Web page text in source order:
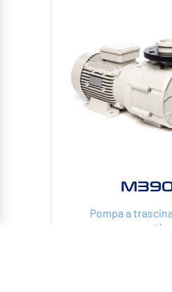
Pompa a
magnetico